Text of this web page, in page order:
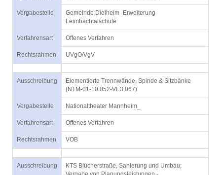
Vergabestelle
Gemeinde Dielheim_Erweiterung
Leimbachtalschule
Verfahrensart Offenes Verfahren
Rechtsrahmen UVgO/VgV
Ausschreibung
Elementierte Trennwände, Spinde & Sitzbänke
(NTM-01-10.052-VE3.067)
Vergabestelle Nationaltheater Mannheim_
Verfahrensart Offenes Verfahren
Rechtsrahmen VOB
Ausschreibung
KTS Blücherstraße, Sanierung und Umbau;